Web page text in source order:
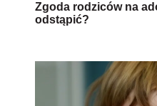
Zgoda rodziców na
odstąpić?